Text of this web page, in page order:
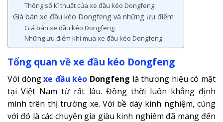
Thông số kĩ thuật của xe đầu kéo Dongfeng
Giá bán xe đầu kéo Dongfeng và những ưu điểm
Giá bán xe đầu kéo Dongfeng
Những ưu điểm khi mua xe đầu kéo Dongfeng
Tổng quan về xe đầu kéo Dongfeng
Với dòngxe đầu kéo Dongfeng là thương hiệu có mặt
tại Việt Nam từ rất lâu. Đồng thời luôn khẳng định
mình trên thị trường xe. Với bề dày kinh nghiệm, cùng
với đó là các chuyên gia giàu kinh nghiêm đã mang đến